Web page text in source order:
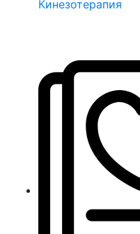
Кинезотерапия